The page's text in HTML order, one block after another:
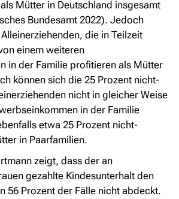
Mütter in Deutschland insgesamt
Bundesamt 2022). Jedoch
die in Teilzeit
einem weiteren
in der Familie profitieren als Mütter
können sich die 25 Prozent nicht-
nicht in gleicher Weise
in der Familie
etwa 25 Prozent nicht-
in Paarfamilien.
zeigt, dass der an
gezahlte Kindesunterhalt den
56 Prozent der Fälle nicht abdeckt.